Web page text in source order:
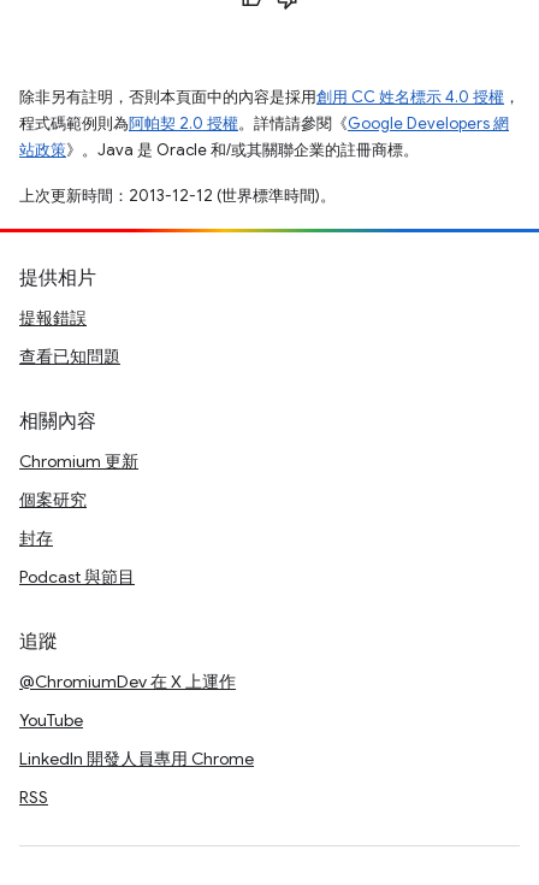
除非另有註明，否則本頁面中的內容是採用創用 CC 姓名標示 4.0 授權 ，
程式碼範例則為阿帕契 2.0 授權。詳情請參閱《Google Developers 網
站政策》。Java 是 Oracle 和/或其關聯企業的註冊商標。
上次更新時間：2013-12-12 (世界標準時間)。
提供相片
提報錯誤
查看已知問題
相關內容
Chromium 更新
個案研究
封存
Podcast 與節目
追蹤
@ChromiumDev 在 X 上運作
YouTube
LinkedIn 開發人員專用 Chrome
RSS